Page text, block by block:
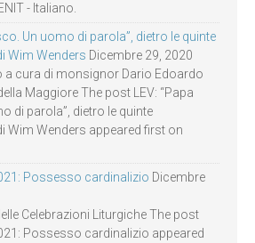
- Italiano.
Un uomo di parola”, dietro le quinte
Wim Wenders Dicembre 29, 2020
cura di monsignor Dario Edoardo
Maggiore The post LEV: “Papa
di parola”, dietro le quinte
Wim Wenders appeared first on
Possesso cardinalizio Dicembre
Celebrazioni Liturgiche The post
Possesso cardinalizio appeared